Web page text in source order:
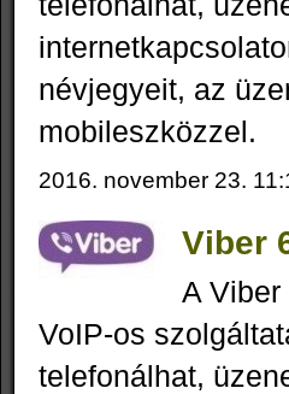
névjegyeit, az
mobileszközzel.
2016. november 23.
Viber
A
VoIP-os
telefonálhat,